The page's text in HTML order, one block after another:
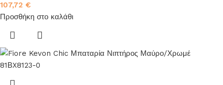
107,72 €
Προσθήκη στο καλάθι